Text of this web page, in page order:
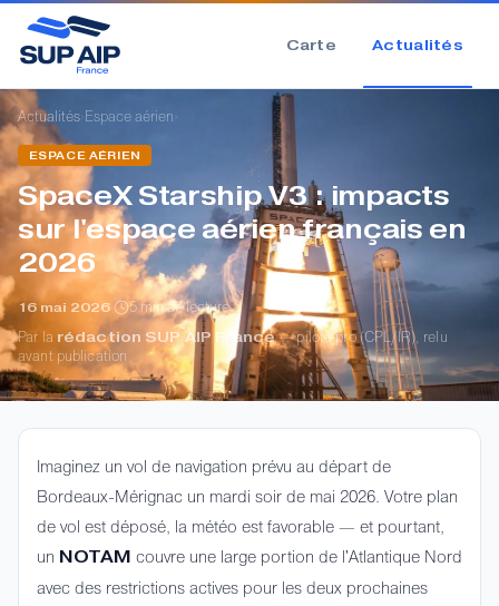
Carte Actualités
Actualités›Espace aérien›
ESPACE AÉRIEN
SpaceX Starship V3 : impacts
sur l'espace aérien français en
2026
16 mai 2026·
5 min de lecture
Par la rédaction SUP AIP France— pilote pro (CPL/IR), relu
avant publication
Imaginez un vol de navigation prévu au départ de
Bordeaux-Mérignac un mardi soir de mai 2026. Votre plan
de vol est déposé, la météo est favorable — et pourtant,
un NOTAM couvre une large portion de l'Atlantique Nord
avec des restrictions actives pour les deux prochaines